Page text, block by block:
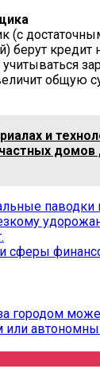
(с
берут кредит
общую
и
домов
паводки
сферы